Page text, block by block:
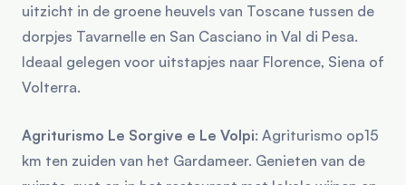
uitzicht in de groene heuvels van Toscane tussen de
dorpjes Tavarnelle en San Casciano in Val di Pesa.
Ideaal gelegen voor uitstapjes naar Florence, Siena of
Volterra.
Agriturismo Le Sorgive e Le Volpi: Agriturismo op15
km ten zuiden van het Gardameer. Genieten van de